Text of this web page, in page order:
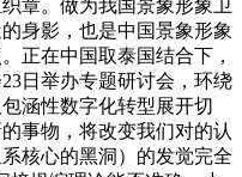
章。做为我国景象形象卫
身影，也是中国景象形象
正在中国取泰国结合下，
日举办专题研讨会，环绕
涵性数字化转型展开切
事物，将改变我们对的认
核心的黑洞）的发觉完全